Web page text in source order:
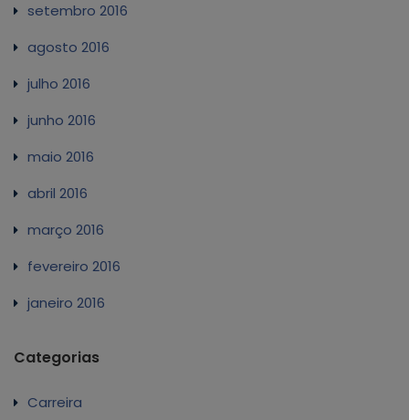
setembro 2016
agosto 2016
julho 2016
junho 2016
maio 2016
abril 2016
março 2016
fevereiro 2016
janeiro 2016
Categorias
Carreira